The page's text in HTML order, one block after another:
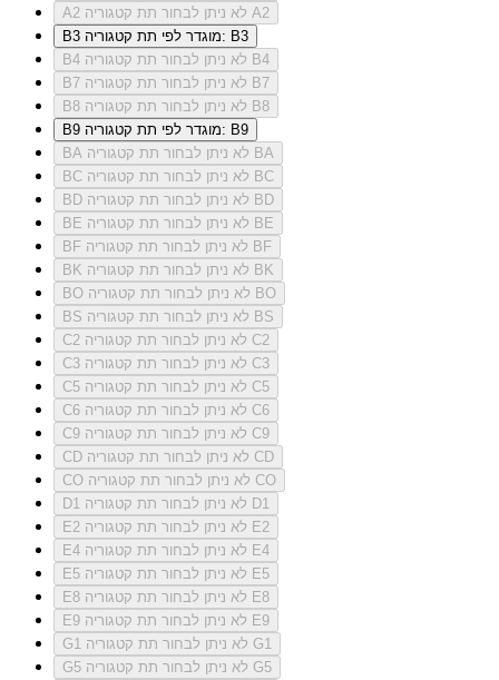
A2
לא ניתן לבחור תת קטגוריה A2
B3
מוגדר לפי תת קטגוריה: B3
B4
לא ניתן לבחור תת קטגוריה B4
B7
לא ניתן לבחור תת קטגוריה B7
B8
לא ניתן לבחור תת קטגוריה B8
B9
מוגדר לפי תת קטגוריה: B9
BA
לא ניתן לבחור תת קטגוריה BA
BC
לא ניתן לבחור תת קטגוריה BC
BD
לא ניתן לבחור תת קטגוריה BD
BE
לא ניתן לבחור תת קטגוריה BE
BF
לא ניתן לבחור תת קטגוריה BF
BK
לא ניתן לבחור תת קטגוריה BK
BO
לא ניתן לבחור תת קטגוריה BO
BS
לא ניתן לבחור תת קטגוריה BS
C2
לא ניתן לבחור תת קטגוריה C2
C3
לא ניתן לבחור תת קטגוריה C3
C5
לא ניתן לבחור תת קטגוריה C5
C6
לא ניתן לבחור תת קטגוריה C6
C9
לא ניתן לבחור תת קטגוריה C9
CD
לא ניתן לבחור תת קטגוריה CD
CO
לא ניתן לבחור תת קטגוריה CO
D1
לא ניתן לבחור תת קטגוריה D1
E2
לא ניתן לבחור תת קטגוריה E2
E4
לא ניתן לבחור תת קטגוריה E4
E5
לא ניתן לבחור תת קטגוריה E5
E8
לא ניתן לבחור תת קטגוריה E8
E9
לא ניתן לבחור תת קטגוריה E9
G1
לא ניתן לבחור תת קטגוריה G1
G5
לא ניתן לבחור תת קטגוריה G5